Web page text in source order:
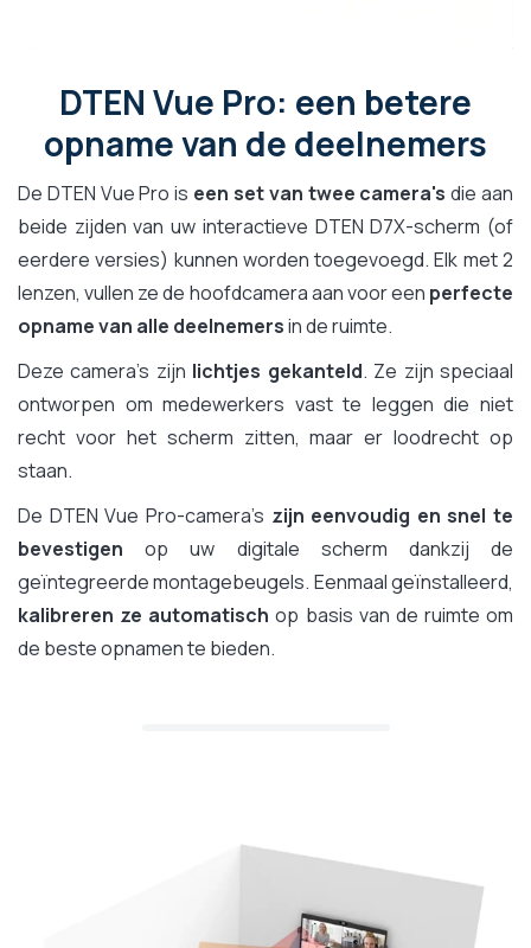
DTEN Vue Pro: een betere
opname van de deelnemers
De DTEN Vue Pro is een set van twee camera's die aan
beide zijden van uw interactieve DTEN D7X-scherm (of
eerdere versies) kunnen worden toegevoegd. Elk met 2
lenzen, vullen ze de hoofdcamera aan voor een perfecte
opname van alle deelnemersin de ruimte.
Deze camera's zijn lichtjes gekanteld. Ze zijn speciaal
ontworpen om medewerkers vast te leggen die niet
recht voor het scherm zitten, maar er loodrecht op
staan.
De DTEN Vue Pro-camera's zijn eenvoudig en snel te
bevestigen op uw digitale scherm dankzij de
geïntegreerde montagebeugels. Eenmaal geïnstalleerd,
kalibreren ze automatisch op basis van de ruimte om
de beste opnamen te bieden.